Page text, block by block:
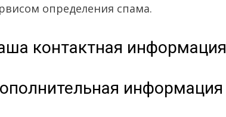
определения спама.
контактная информация
информация